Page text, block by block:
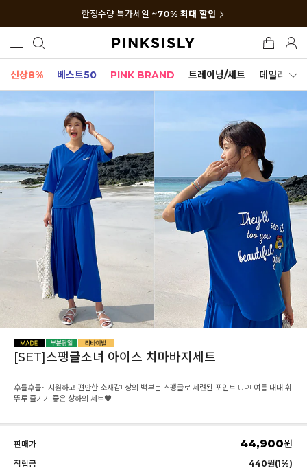
한정수량 특가세일 ~70% 최대 할인
신상8% 베스트50 PINK BRAND 트레이닝/세트 데일리세트
[SET]스팽글소녀 아이스 치마바지세트
후들후들~ 시원하고 편안한 소재감! 상의 백부분 스팽글로 세련된 포인트 UP! 여름 내내 휘
뚜루 즐기기 좋은 상하의 세트♥
판매가 44,900원
적립금
440원(1%)